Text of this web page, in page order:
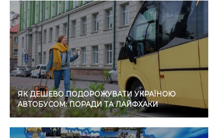
ЯК ДЕШЕВО ПОДОРОЖУВАТИ УКРАЇНОЮ
АВТОБУСОМ: ПОРАДИ ТА ЛАЙФХАКИ